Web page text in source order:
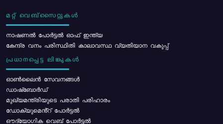
മറ്റ് വെബ്സൈറ്റുകൾ
നാഷണൽ പോർട്ടൽ ഓഫ് ഇന്ത്യ
കേന്ദ്ര വനം പരിസ്ഥിതി കാലാവസ്ഥ വ്യതിയാന വകുപ്പ്
പ്രധാനപ്പെട്ട ലിങ്കുകൾ
ഓൺലൈൻ സേവനങ്ങൾ
ഡാഷ്ബോർഡ്
മുഖ്യമന്ത്രിയുടെ പരാതി പരിഹാരം
ഡോക്യുമെൻ്റ് പോർട്ടൽ
ഔദ്യോഗിക വെബ് പോർട്ടൽ